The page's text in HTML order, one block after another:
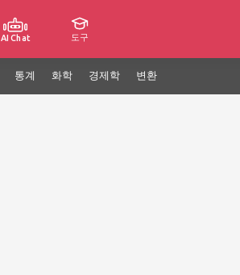
AI Chat 도구
통계 화학 경제학 변환